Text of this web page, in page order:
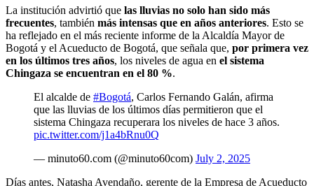
La institución advirtió que las lluvias no solo han sido más
frecuentes, también más intensas que en años anteriores. Esto se
ha reflejado en el más reciente informe de la Alcaldía Mayor de
Bogotá y el Acueducto de Bogotá, que señala que, por primera vez
en los últimos tres años, los niveles de agua en el sistema
Chingaza se encuentran en el 80 %.
El alcalde de #Bogotá, Carlos Fernando Galán, afirma
que las lluvias de los últimos días permitieron que el
sistema Chingaza recuperara los niveles de hace 3 años.
pic.twitter.com/j1a4bRnu0Q
— minuto60.com (@minuto60com) July 2, 2025
Días antes, Natasha Avendaño, gerente de la Empresa de Acueducto